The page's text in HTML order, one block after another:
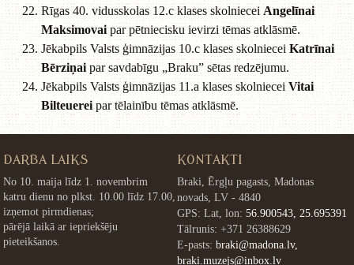
Rīgas 40. vidusskolas 12.c klases skolniecei Angelīnai
Maksimovaipar pētniecisku ievirzi tēmas atklāsmē.
Jēkabpils Valsts ģimnāzijas 10.c klases skolnieceiKatrīnai
Bērziņaipar savdabīgu „Braku” sētas redzējumu.
Jēkabpils Valsts ģimnāzijas 11.a klases skolnieceiVitai
Bilteuereipar tēlainību tēmas atklāsmē.
DARBA LAIKS
No 10. maija līdz 1. novembrim
katru dienu no plkst. 10.00 līdz 17.00,
izņemot pirmdienas;
pārējā laikā ar iepriekšēju
pieteikšanos.
KONTAKTI
Braki, Ērgļu pagasts, Madonas
novads, LV - 4840
GPS: Lat, lon: 56.900543, 25.695391
Tālrunis: +371 26388629
E-pasts: braki@madona.lv,
braki.muzejs@inbox.lv